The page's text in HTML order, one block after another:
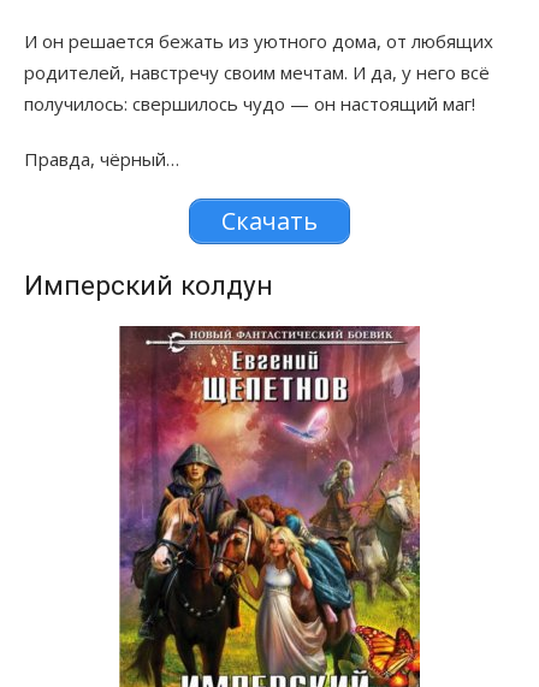
И он решается бежать из уютного дома, от любящих
родителей, навстречу своим мечтам. И да, у него всё
получилось: свершилось чудо — он настоящий маг!
Правда, чёрный…
Скачать
Имперский колдун